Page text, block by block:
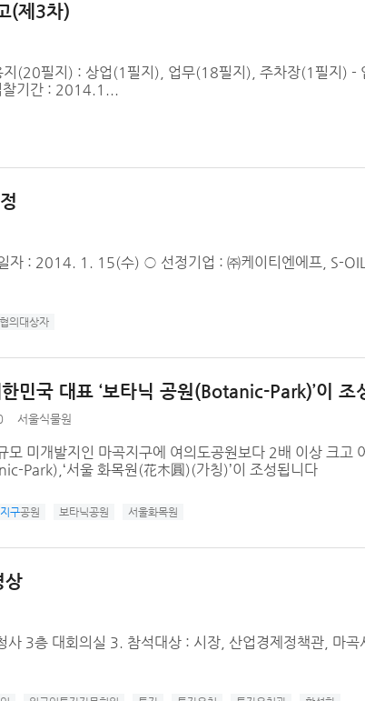
(제3차)
(20필지) : 상업(1필지), 업무(18필지), 주차장(1필지) -
찰기간 : 2014.1...
자 : 2014. 1. 15(수) ○ 선정기업 : ㈜케이티엔에프, S-
협의대상자
민국 대표 ‘보타닉 공원(Botanic-Park)’이 조
서울식물원
모 미개발지인 마곡지구에 여의도공원보다 2배 이상 크고
Park),‘서울 화목원(花木圓)(가칭)’이 조성됩니다
구공원 보타닉공원 서울화목원
상
층 대회의실 3. 참석대상 : 시장, 산업경제정책관, 마곡